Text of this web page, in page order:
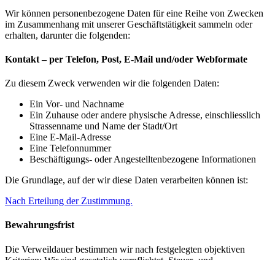
Wir können personenbezogene Daten für eine Reihe von Zwecken
im Zusammenhang mit unserer Geschäftstätigkeit sammeln oder
erhalten, darunter die folgenden:
Kontakt – per Telefon, Post, E-Mail und/oder Webformate
Zu diesem Zweck verwenden wir die folgenden Daten:
Ein Vor- und Nachname
Ein Zuhause oder andere physische Adresse, einschliesslich
Strassenname und Name der Stadt/Ort
Eine E-Mail-Adresse
Eine Telefonnummer
Beschäftigungs- oder Angestelltenbezogene Informationen
Die Grundlage, auf der wir diese Daten verarbeiten können ist:
Nach Erteilung der Zustimmung.
Bewahrungsfrist
Die Verweildauer bestimmen wir nach festgelegten objektiven